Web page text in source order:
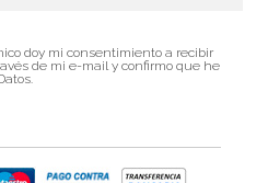
doy mi consentimiento a recibir
de mi e-mail y confirmo que he